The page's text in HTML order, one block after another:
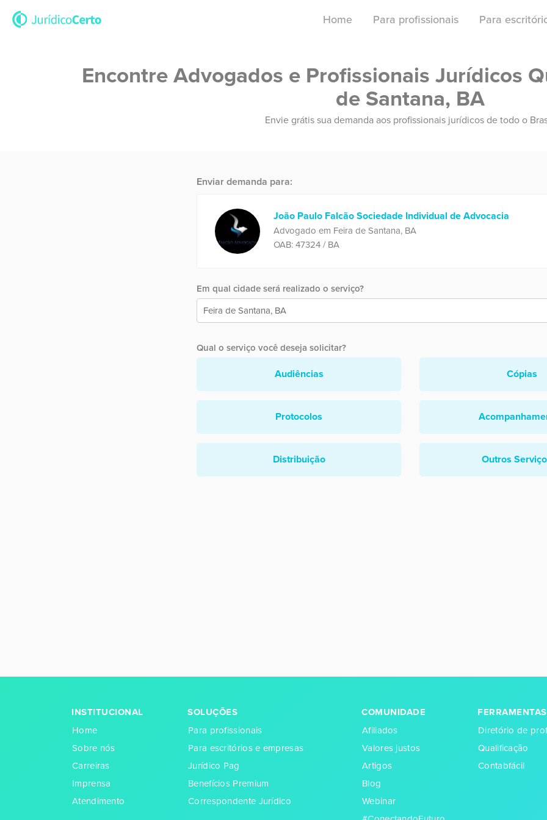
Home Para profissionais Para
Encontre Advogados e Profissionais Jurídicos
de Santana, BA
Envie grátis sua demanda aos profissionais jurídicos de todo o
Enviar demanda para:
João Paulo Falcão Sociedade Individual de Advocacia
Advogado em Feira de Santana, BA
OAB: 47324 / BA
Em qual cidade será realizado o serviço?
Qual o serviço você deseja solicitar?
Audiências Cópias
Protocolos
Distribuição Outros
INSTITUCIONAL
Home
Sobre nós
Carreiras
Imprensa
Atendimento
SOLUÇÕES
Para profissionais
Para escritórios e empresas
Jurídico Pag
Benefícios Premium
Correspondente Jurídico
COMUNIDADE
Afiliados
Valores justos
Artigos
Blog
Webinar
FERRAMENTAS
Diretório de
Qualificação
Contabfácil